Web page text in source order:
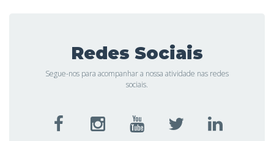
Redes Sociais
Segue-nos para acompanhar a nossa atividade nas redes
sociais.